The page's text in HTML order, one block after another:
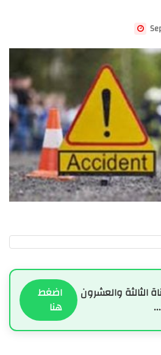
الثالثة والعشرون
اضغط
هنا